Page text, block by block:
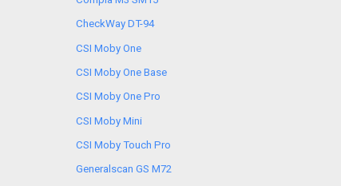
CheckWay DT-94
CSI Moby One
CSI Moby One Base
CSI Moby One Pro
CSI Moby Mini
CSI Moby Touch Pro
Generalscan GS M72